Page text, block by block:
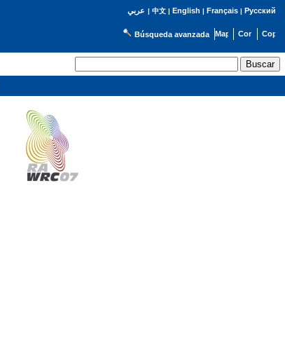
عربي | 中文| English | Français| Русский
Búsqueda avanzada